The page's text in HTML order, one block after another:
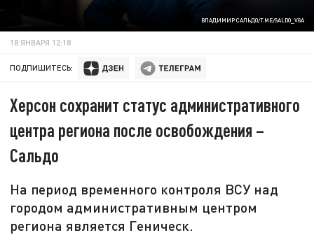
ВЛАДИМИР САЛЬДО/T.ME/SALDO_VGA
18 ЯНВАРЯ 12:18
ПОДПИШИТЕСЬ:
Херсон сохранит статус административного
центра региона после освобождения –
Сальдо
На период временного контроля ВСУ над
городом административным центром
региона является Геническ.